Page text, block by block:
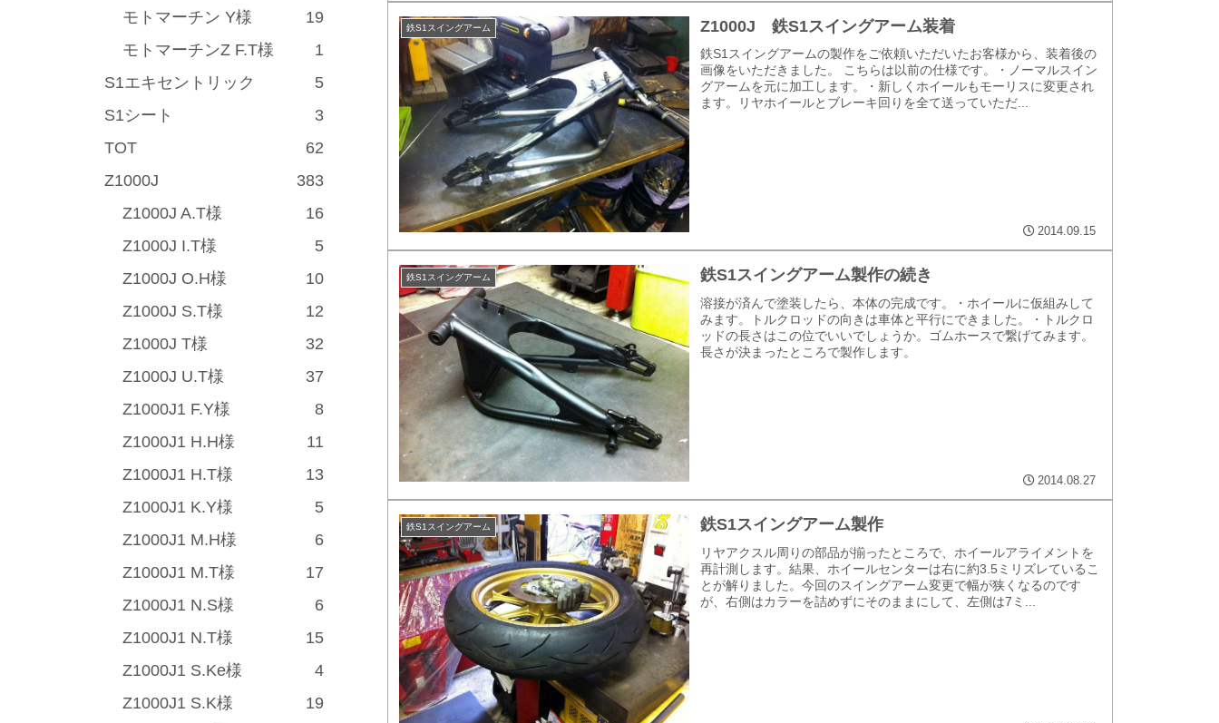
鉄S1スイングアーム Z1000J 鉄S1スイングアーム装着
鉄S1スイングアームの製作をご依頼いただいたお客様から、装着後の
画像をいただきました。 こちらは以前の仕様です。・ノーマルスイン
グアームを元に加工します。・新しくホイールもモーリスに変更され
ます。リヤホイールとブレーキ回りを全て送っていただ...
2014.09.15
鉄S1スイングアーム 鉄S1スイングアーム製作の続き
溶接が済んで塗装したら、本体の完成です。・ホイールに仮組みして
みます。トルクロッドの向きは車体と平行にできました。・トルクロ
ッドの長さはこの位でいいでしょうか。ゴムホースで繋げてみます。
長さが決まったところで製作します。
2014.08.27
鉄S1スイングアーム 鉄S1スイングアーム製作
リヤアクスル周りの部品が揃ったところで、ホイールアライメントを
再計測します。結果、ホイールセンターは右に約3.5ミリズレているこ
とが解りました。今回のスイングアーム変更で幅が狭くなるのです
が、右側はカラーを詰めずにそのままにして、左側は7ミ...
モトマーチン Y様
19
モトマーチンZ F.T様
1
S1エキセントリック
5
S1シート
3
TOT
62
Z1000J
383
Z1000J A.T様
16
Z1000J I.T様
5
Z1000J O.H様
10
Z1000J S.T様
12
Z1000J T様
32
Z1000J U.T様
37
Z1000J1 F.Y様
8
Z1000J1 H.H様
11
Z1000J1 H.T様
13
Z1000J1 K.Y様
5
Z1000J1 M.H様
6
Z1000J1 M.T様
17
Z1000J1 N.S様
6
Z1000J1 N.T様
15
Z1000J1 S.Ke様
4
Z1000J1 S.K様
19